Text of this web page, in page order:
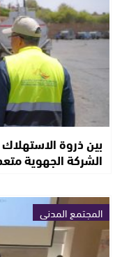
بين ذروة
الشركة الجهوية
المجتمع المدني